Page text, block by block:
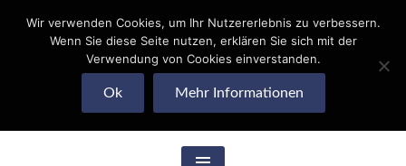
Quohrener Leben
e.V.
Wir verwenden Cookies, um Ihr Nutzererlebnis zu verbessern.
Wenn Sie diese Seite nutzen, erklären Sie sich mit der
Verwendung von Cookies einverstanden.
Ok Mehr Informationen